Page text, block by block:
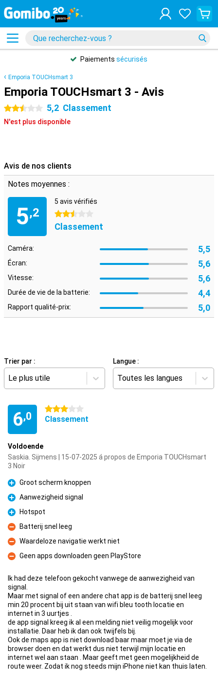
Paiements sécurisés
Emporia TOUCHsmart 3
Emporia TOUCHsmart 3 - Avis
2.5 étoiles 5,2 Classement
N'est plus disponible
Avis de nos clients
Notes moyennes :
5,2
5 avis vérifiés
2.5 étoiles
Classement
Caméra: 5,5
Écran: 5,6
Vitesse: 5,6
Durée de vie de la batterie: 4,4
Rapport qualité-prix: 5,0
Trier par :
Le plus utile
Langue :
Toutes les langues
6,0
3 étoiles
Classement
Voldoende
Saskia. Sijmens | 15-07-2025 á propos de Emporia TOUCHsmart
3 Noir
Pour
Groot scherm knoppen
Pour
Aanwezigheid signal
Pour
Hotspot
Contre
Batterij snel leeg
Contre
Waardeloze navigatie werkt niet
Contre
Geen apps downloaden geen PlayStore
Ik had deze telefoon gekocht vanwege de aanwezigheid van
signal.
Maar met signal of een andere chat app is de batterij snel leeg
min 20 procent bij uit staan van wifi bleu tooth locatie en
internet in 3 uurtjes .
de app signal kreeg ik al een melding niet veilig mogelijk voor
installatie. Daar heb ik dan ook twijfels bij.
Ook de maps app is niet download baar maar moet je via de
browser doen en dat werkt dus niet terwijl mijn locatie en
internet wel aan staan . Maar geeft met geen mogelijkheid de
route weer. Zodat ik nog steeds mijn iPhone niet kan thuis laten.